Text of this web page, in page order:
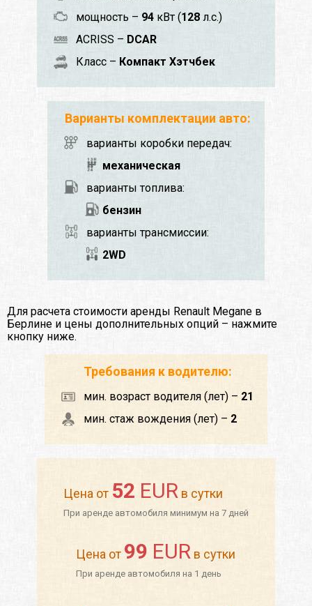
мощность – 94 кВт (128 л.с.)
ACRISS – DCAR
Класс – Компакт Хэтчбек
Варианты комплектации авто:
варианты коробки передач:
механическая
варианты топлива:
бензин
варианты трансмиссии:
2WD
Для расчета стоимости аренды Renault Megane в
Берлине и цены дополнительных опций – нажмите
кнопку ниже.
Требования к водителю:
мин. возраст водителя (лет) – 21
мин. стаж вождения (лет) – 2
Цена от 52 EUR в сутки
При аренде автомобиля минимум на 7 дней
Цена от 99 EUR в сутки
При аренде автомобиля на 1 день